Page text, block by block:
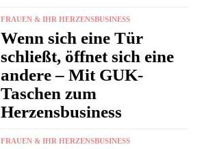
FRAUEN & IHR HERZENSBUSINESS
Wenn sich eine Tür
schließt, öffnet sich eine
andere – Mit GUK-
Taschen zum
Herzensbusiness
FRAUEN & IHR HERZENSBUSINESS